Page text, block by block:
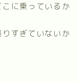
に乗っているか
すぎていないか